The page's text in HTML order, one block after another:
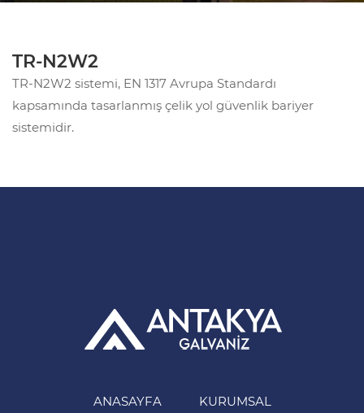
TR-N2W2
TR-N2W2 sistemi, EN 1317 Avrupa Standardı
kapsamında tasarlanmış çelik yol güvenlik bariyer
sistemidir.
ANASAYFA KURUMSAL